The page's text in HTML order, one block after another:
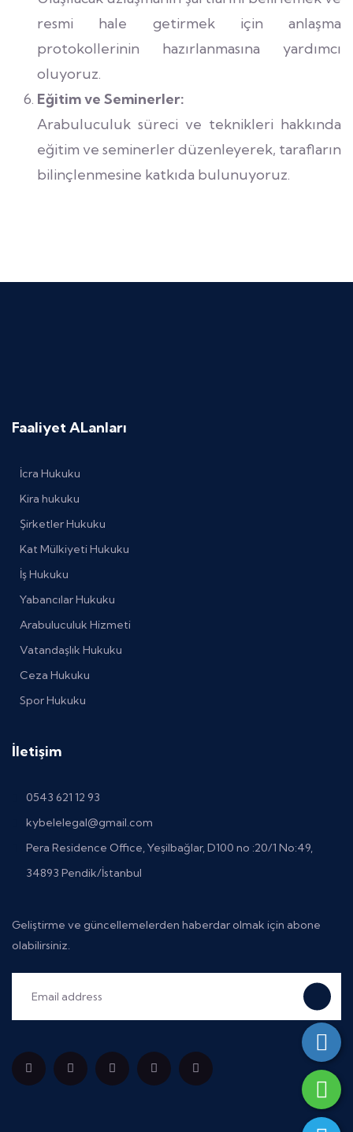
resmi hale getirmek için anlaşma
protokollerinin hazırlanmasına yardımcı
oluyoruz.
Eğitim ve Seminerler:
Arabuluculuk süreci ve teknikleri hakkında
eğitim ve seminerler düzenleyerek, tarafların
bilinçlenmesine katkıda bulunuyoruz.
Faaliyet ALanları
İcra Hukuku
Kira hukuku
Şirketler Hukuku
Kat Mülkiyeti Hukuku
İş Hukuku
Yabancılar Hukuku
Arabuluculuk Hizmeti
Vatandaşlık Hukuku
Ceza Hukuku
Spor Hukuku
İletişim
0543 621 12 93
kybelelegal@gmail.com
Pera Residence Office, Yeşilbağlar, D100 no :20/1 No:49,
34893 Pendik/İstanbul
Geliştirme ve güncellemelerden haberdar olmak için abone
olabilirsiniz.